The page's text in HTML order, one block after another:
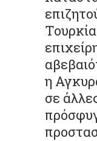
η
σε